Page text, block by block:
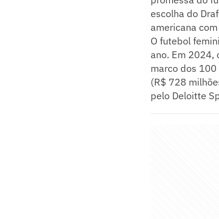
escolha do
americana
O futebol
ano. Em 2024,
marco dos
(R$ 728
pelo Deloitte